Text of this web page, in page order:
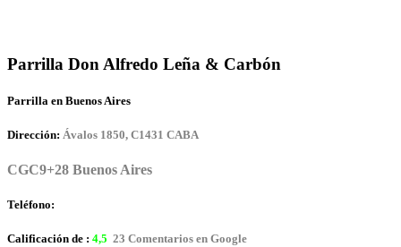
Parrilla Don Alfredo Leña & Carbón
Parrilla en Buenos Aires
Dirección: Ávalos 1850, C1431 CABA
CGC9+28 Buenos Aires
Teléfono:
Calificación de : 4,5 23 Comentarios en Google